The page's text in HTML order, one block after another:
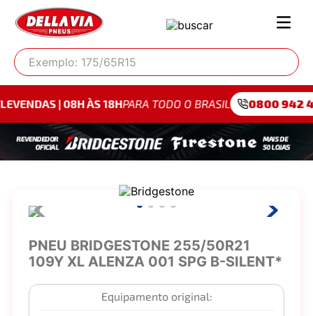
Exemplo: 175/65R15
08H ÀS 18HPARA TODO O BRASIL 0800 942 4095
PNEU BRIDGESTONE 255/50R21
109Y XL ALENZA 001 SPG B-SILENT*
Equipamento original: